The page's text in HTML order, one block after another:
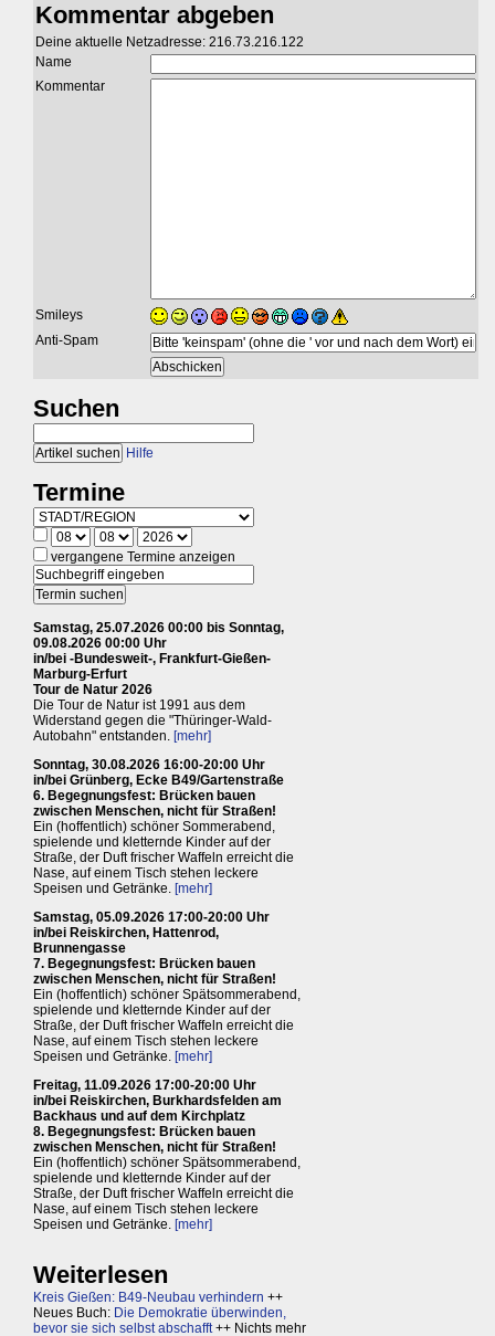
Kommentar abgeben
Deine aktuelle Netzadresse: 216.73.216.122
Name
Kommentar
Smileys
Anti-Spam
Suchen
Hilfe
Termine
vergangene Termine anzeigen
Samstag, 25.07.2026 00:00 bis Sonntag,
09.08.2026 00:00 Uhr
in/bei -Bundesweit-, Frankfurt-Gießen-
Marburg-Erfurt
Tour de Natur 2026
Die Tour de Natur ist 1991 aus dem
Widerstand gegen die "Thüringer-Wald-
Autobahn" entstanden. [mehr]
Sonntag, 30.08.2026 16:00-20:00 Uhr
in/bei Grünberg, Ecke B49/Gartenstraße
6. Begegnungsfest: Brücken bauen
zwischen Menschen, nicht für Straßen!
Ein (hoffentlich) schöner Sommerabend,
spielende und kletternde Kinder auf der
Straße, der Duft frischer Waffeln erreicht die
Nase, auf einem Tisch stehen leckere
Speisen und Getränke. [mehr]
Samstag, 05.09.2026 17:00-20:00 Uhr
in/bei Reiskirchen, Hattenrod,
Brunnengasse
7. Begegnungsfest: Brücken bauen
zwischen Menschen, nicht für Straßen!
Ein (hoffentlich) schöner Spätsommerabend,
spielende und kletternde Kinder auf der
Straße, der Duft frischer Waffeln erreicht die
Nase, auf einem Tisch stehen leckere
Speisen und Getränke. [mehr]
Freitag, 11.09.2026 17:00-20:00 Uhr
in/bei Reiskirchen, Burkhardsfelden am
Backhaus und auf dem Kirchplatz
8. Begegnungsfest: Brücken bauen
zwischen Menschen, nicht für Straßen!
Ein (hoffentlich) schöner Spätsommerabend,
spielende und kletternde Kinder auf der
Straße, der Duft frischer Waffeln erreicht die
Nase, auf einem Tisch stehen leckere
Speisen und Getränke. [mehr]
Weiterlesen
Kreis Gießen: B49-Neubau verhindern ++
Neues Buch: Die Demokratie überwinden,
bevor sie sich selbst abschafft++ Nichts mehr